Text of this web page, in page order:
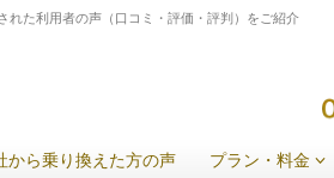
れた利用者の声（口コミ・評価・評判）をご紹介
から乗り換えた方の声 プラン・料金